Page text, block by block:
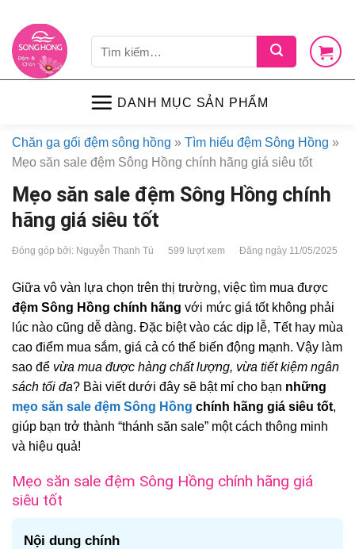
content
kiếm:
DANH MỤC SẢN PHẨM
Chăn ga gối đệm sông hồng » Tìm hiểu đệm Sông Hồng »
Mẹo săn sale đệm Sông Hồng chính hãng giá siêu tốt
Mẹo săn sale đệm Sông Hồng chính
hãng giá siêu tốt
Đóng góp bởi: Nguyễn Thanh Tú 599 lượt xem Đăng ngày 11/05/2025
Giữa vô vàn lựa chọn trên thị trường, việc tìm mua được
đệm Sông Hồng chính hãng với mức giá tốt không phải
lúc nào cũng dễ dàng. Đặc biệt vào các dịp lễ, Tết hay mùa
cao điểm mua sắm, giá cả có thể biến động mạnh. Vậy làm
sao để vừa mua được hàng chất lượng, vừa tiết kiệm ngân
sách tối đa? Bài viết dưới đây sẽ bật mí cho bạn những
mẹo săn sale đệm Sông Hồng chính hãng giá siêu tốt,
giúp bạn trở thành “thánh săn sale” một cách thông minh
và hiệu quả!
Mẹo săn sale đệm Sông Hồng chính hãng giá
siêu tốt
Nội dung chính